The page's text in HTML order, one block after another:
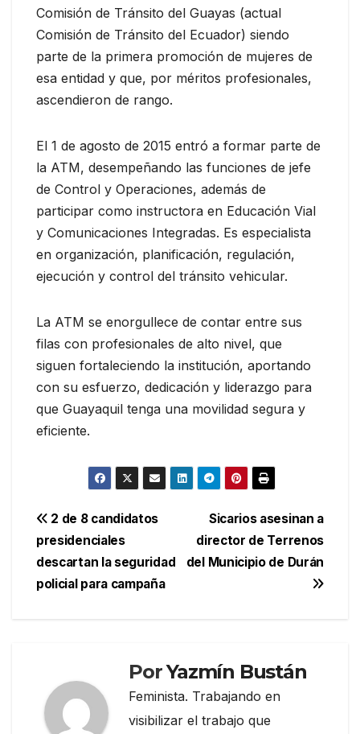
Comisión de Tránsito del Guayas (actual
Comisión de Tránsito del Ecuador) siendo
parte de la primera promoción de mujeres de
esa entidad y que, por méritos profesionales,
ascendieron de rango.
El 1 de agosto de 2015 entró a formar parte de
la ATM, desempeñando las funciones de jefe
de Control y Operaciones, además de
participar como instructora en Educación Vial
y Comunicaciones Integradas. Es especialista
en organización, planificación, regulación,
ejecución y control del tránsito vehicular.
La ATM se enorgullece de contar entre sus
filas con profesionales de alto nivel, que
siguen fortaleciendo la institución, aportando
con su esfuerzo, dedicación y liderazgo para
que Guayaquil tenga una movilidad segura y
eficiente.
Navegación
de
entradas
Sicarios asesinan a
director de Terrenos
del Municipio de Durán
2 de 8 candidatos
presidenciales
descartan la seguridad
policial para campaña
PorYazmín Bustán
Feminista. Trabajando en
visibilizar el trabajo que